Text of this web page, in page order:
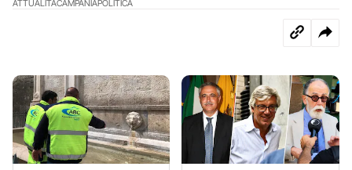
ATTUALITÀCAMPANIAPOLITICA